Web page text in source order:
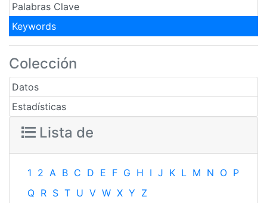
Palabras Clave
Keywords
Colección
Datos
Estadísticas
Lista de
1 2 A B C D E F G H I J K L M N O P
Q R S T U V W X Y Z